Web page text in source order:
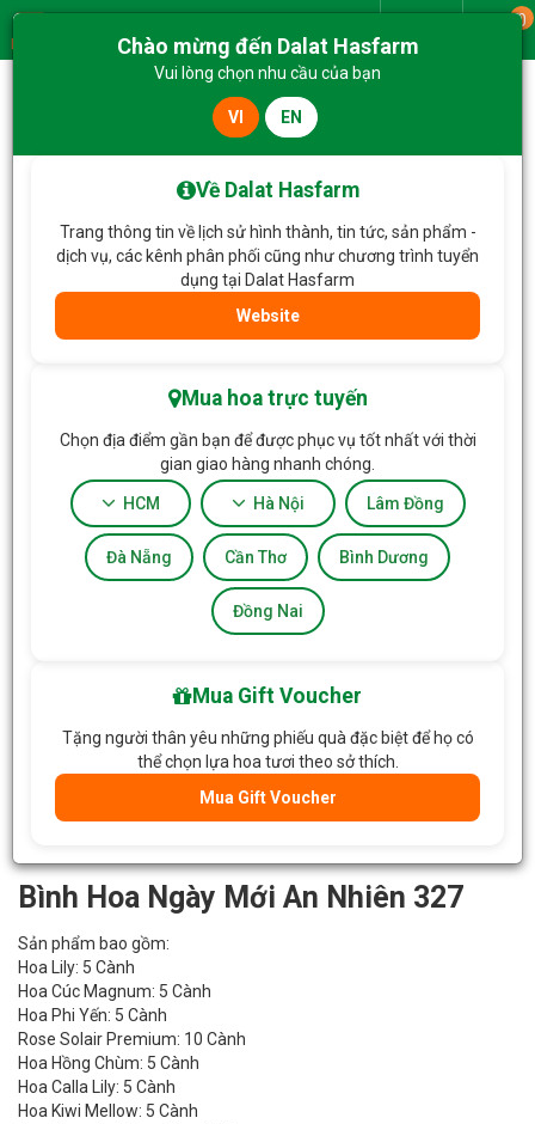
Menu
0
Bình Hoa Ngày Mới An Nhiên 327
Bình Hoa Ngày Mới An Nhiên 327
Sản phẩm bao gồm:
Hoa Lily: 5 Cành
Hoa Cúc Magnum: 5 Cành
Hoa Phi Yến: 5 Cành
Rose Solair Premium: 10 Cành
Hoa Hồng Chùm: 5 Cành
Hoa Calla Lily: 5 Cành
Hoa Kiwi Mellow: 5 Cành
Chào mừng đến Dalat Hasfarm
Vui lòng chọn nhu cầu của bạn
VI EN
Về Dalat Hasfarm
Trang thông tin về lịch sử hình thành, tin tức, sản phẩm -
dịch vụ, các kênh phân phối cũng như chương trình tuyển
dụng tại Dalat Hasfarm
Website
Mua hoa trực tuyến
Chọn địa điểm gần bạn để được phục vụ tốt nhất với thời
gian giao hàng nhanh chóng.
HCM Hà Nội Lâm Đồng
Đà Nẵng Cần Thơ Bình Dương
Đồng Nai
Mua Gift Voucher
Tặng người thân yêu những phiếu quà đặc biệt để họ có
thể chọn lựa hoa tươi theo sở thích.
Mua Gift Voucher